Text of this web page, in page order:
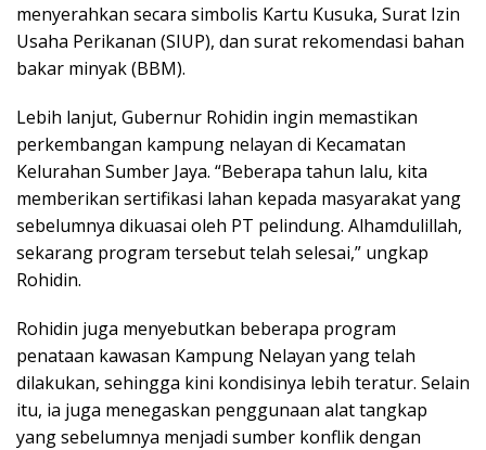
menyerahkan secara simbolis Kartu Kusuka, Surat Izin
Usaha Perikanan (SIUP), dan surat rekomendasi bahan
bakar minyak (BBM).
Lebih lanjut, Gubernur Rohidin ingin memastikan
perkembangan kampung nelayan di Kecamatan
Kelurahan Sumber Jaya. “Beberapa tahun lalu, kita
memberikan sertifikasi lahan kepada masyarakat yang
sebelumnya dikuasai oleh PT pelindung. Alhamdulillah,
sekarang program tersebut telah selesai,” ungkap
Rohidin.
Rohidin juga menyebutkan beberapa program
penataan kawasan Kampung Nelayan yang telah
dilakukan, sehingga kini kondisinya lebih teratur. Selain
itu, ia juga menegaskan penggunaan alat tangkap
yang sebelumnya menjadi sumber konflik dengan